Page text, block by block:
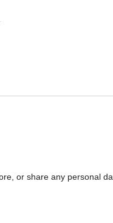
or share any personal